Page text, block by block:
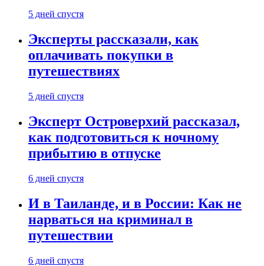
5 дней спустя
Эксперты рассказали, как
оплачивать покупки в
путешествиях
5 дней спустя
Эксперт Островерхий рассказал,
как подготовиться к ночному
прибытию в отпуске
6 дней спустя
И в Таиланде, и в России: Как не
нарваться на криминал в
путешествии
6 дней спустя